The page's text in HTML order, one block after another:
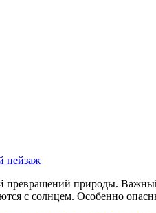
природы.
с солнцем. Особенно